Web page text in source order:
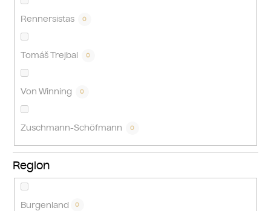
Rennersistas 0
Tomáš Trejbal 0
Von Winning 0
Zuschmann-Schöfmann 0
Region
Burgenland 0